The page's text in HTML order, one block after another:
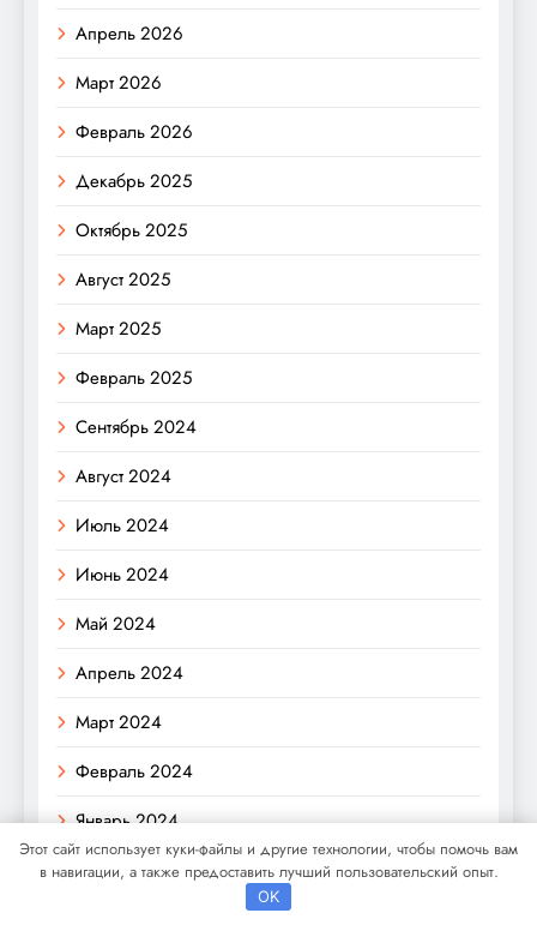
Апрель 2026
Март 2026
Февраль 2026
Декабрь 2025
Октябрь 2025
Август 2025
Март 2025
Февраль 2025
Сентябрь 2024
Август 2024
Июль 2024
Июнь 2024
Май 2024
Апрель 2024
Март 2024
Февраль 2024
Январь 2024
Декабрь 2023
Этот сайт использует куки-файлы и другие технологии, чтобы помочь вам
в навигации, а также предоставить лучший пользовательский опыт.
OK